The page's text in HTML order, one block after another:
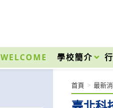
WELCOME 學校簡介
首頁 > 最新